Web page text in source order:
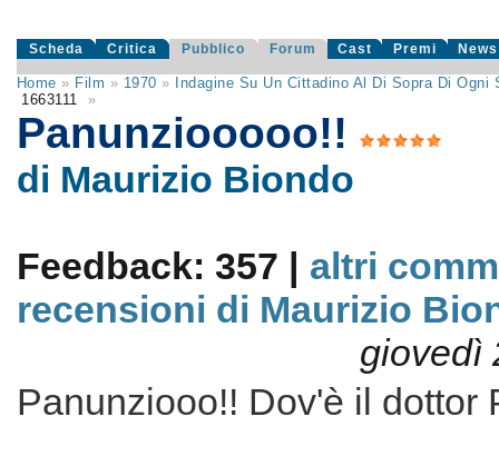
Scheda Critica Pubblico Forum Cast Premi News
Home » Film » 1970 »
Indagine Su Un Cittadino Al Di Sopra Di Ogni
1663111
»
Panunziooooo!!
di Maurizio Biondo
Feedback: 357 | altri
recensioni di Maurizio
giovedì
Panunziooo!! Dov'è il dottor